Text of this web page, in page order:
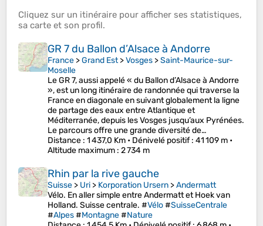
Cliquez sur un itinéraire pour afficher ses statistiques,
sa carte et son profil.
GR 7 du Ballon d’Alsace à Andorre
France >Grand Est>Vosges >Saint-Maurice-sur-
Moselle
Le GR 7, aussi appelé « du Ballon d’Alsace à Andorre
», est un long itinéraire de randonnée qui traverse la
France en diagonale en suivant globalement la ligne
de partage des eaux entre Atlantique et
Méditerranée, depuis les Vosges jusqu’aux Pyrénées.
Le parcours offre une grande diversité de…
Distance : 1 437,0 Km • Dénivelé positif: 41 109 m •
Altitude maximum : 2 734 m
Rhin par la rive gauche
Suisse > Uri > Korporation Ursern >Andermatt
Vélo. En aller simple entre Andermatt et Hoek van
Holland. Suisse centrale. #Vélo#SuisseCentrale
#Alpes#Montagne#Nature